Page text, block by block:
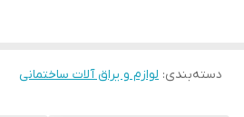
دسته‌بندی: لوازم و یراق آلات ساختمانی